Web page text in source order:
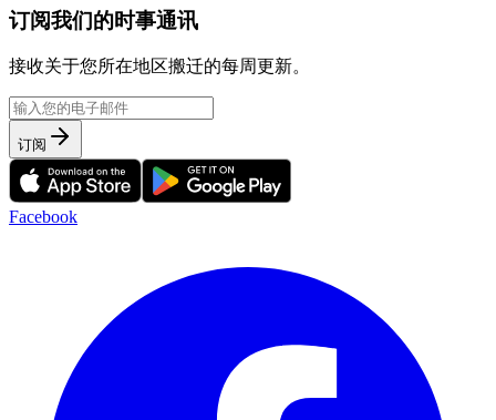
订阅我们的时事通讯
接收关于您所在地区搬迁的每周更新。
订阅
Facebook